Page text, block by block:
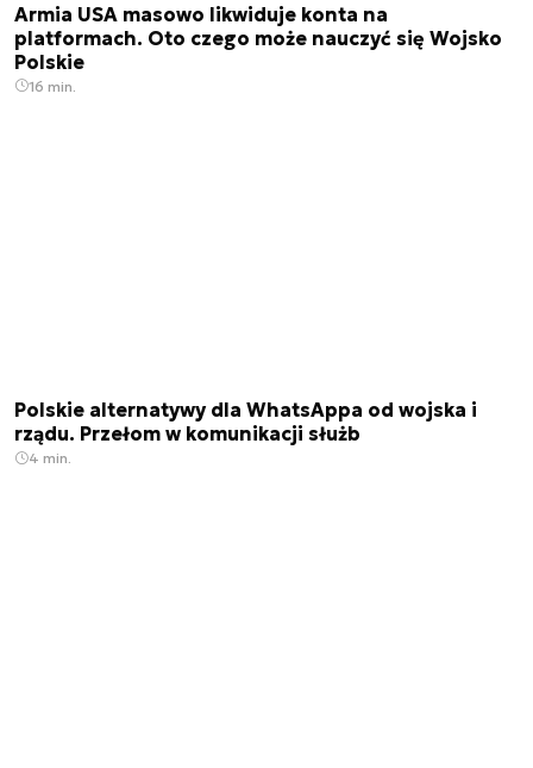
Armia USA masowo likwiduje konta na
platformach. Oto czego może nauczyć się Wojsko
Polskie
16 min.
Polskie alternatywy dla WhatsAppa od wojska i
rządu. Przełom w komunikacji służb
4 min.